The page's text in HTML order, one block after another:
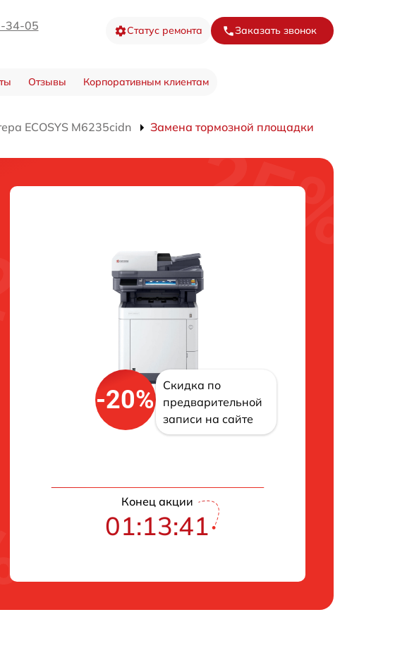
34-05 Статус ремонта Заказать звонок
Отзывы Корпоративным клиентам
ECOSYS M6235cidn Замена тормозной площадки
-20%
Скидка по
предварительной
записи на сайте
Конец акции
01:13:40